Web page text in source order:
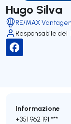
Hugo Silva
RE/MAX
Responsabile
Informazione
+351 962 191 ***